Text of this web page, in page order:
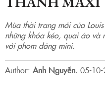
Mùa thời trang mới của
những khóa kéo, quai áo và
với phom dáng mini.
Author: Anh Nguyễn. 05-10-